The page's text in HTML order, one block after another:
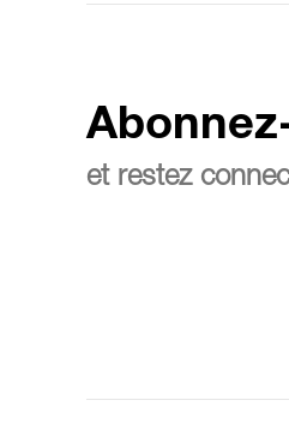
et restez